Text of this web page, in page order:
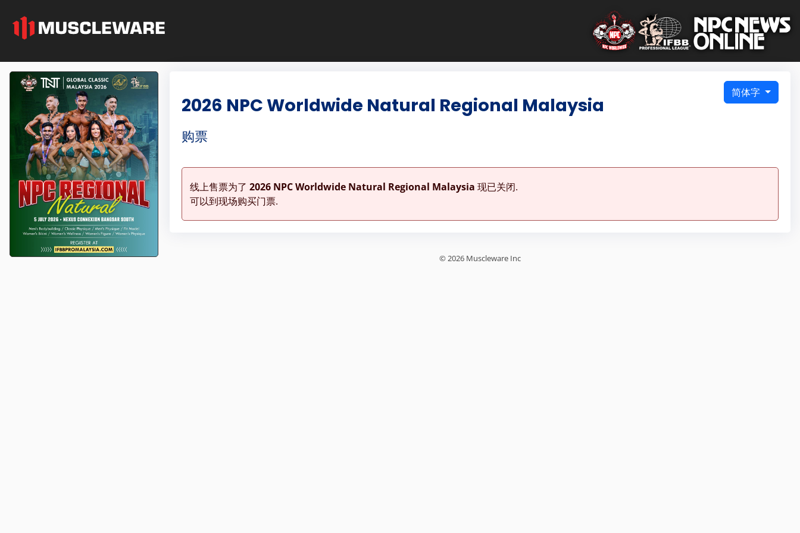
简体字
2026 NPC Worldwide Natural Regional Malaysia
购票
线上售票为了 2026 NPC Worldwide Natural Regional Malaysia 现已关闭.
可以到现场购买门票.
© 2026 Muscleware Inc